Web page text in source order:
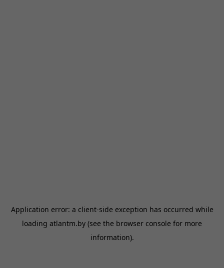
Application error: a client-side exception has occurred while
loading atlantm.by (see the browser console for more
information).